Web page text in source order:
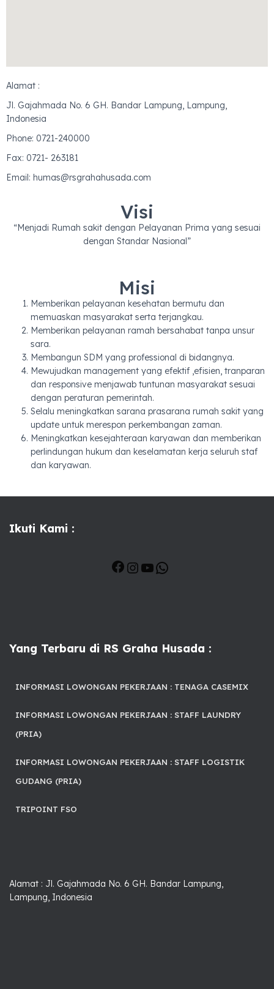
Alamat :
Jl. Gajahmada No. 6 GH. Bandar Lampung, Lampung,
Indonesia
Phone: 0721-240000
Fax: 0721- 263181
Email: humas@rsgrahahusada.com
Visi
“Menjadi Rumah sakit dengan Pelayanan Prima yang sesuai
dengan Standar Nasional”
Misi
Memberikan pelayanan kesehatan bermutu dan
memuaskan masyarakat serta terjangkau.
Memberikan pelayanan ramah bersahabat tanpa unsur
sara.
Membangun SDM yang professional di bidangnya.
Mewujudkan management yang efektif ,efisien, tranparan
dan responsive menjawab tuntunan masyarakat sesuai
dengan peraturan pemerintah.
Selalu meningkatkan sarana prasarana rumah sakit yang
update untuk merespon perkembangan zaman.
Meningkatkan kesejahteraan karyawan dan memberikan
perlindungan hukum dan keselamatan kerja seluruh staf
dan karyawan.
Ikuti Kami :
Yang Terbaru di RS Graha Husada :
INFORMASI LOWONGAN PEKERJAAN : TENAGA CASEMIX
INFORMASI LOWONGAN PEKERJAAN : STAFF LAUNDRY
(PRIA)
INFORMASI LOWONGAN PEKERJAAN : STAFF LOGISTIK
GUDANG (PRIA)
TRIPOINT FSO
Alamat : Jl. Gajahmada No. 6 GH. Bandar Lampung,
Lampung, Indonesia